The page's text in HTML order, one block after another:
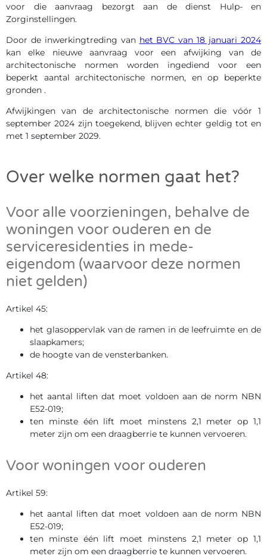
voor die aanvraag bezorgt aan de dienst Hulp- en
Zorginstellingen.
Door de inwerkingtreding van het BVC van 18 januari 2024
kan elke nieuwe aanvraag voor een afwijking van de
architectonische normen worden ingediend voor een
beperkt aantal architectonische normen, en op beperkte
gronden .
Afwijkingen van de architectonische normen die vóór 1
september 2024 zijn toegekend, blijven echter geldig tot en
met 1 september 2029.
Over welke normen gaat het?
Voor alle voorzieningen, behalve de
woningen voor ouderen en de
serviceresidenties in mede-
eigendom (waarvoor deze normen
niet gelden)
Artikel 45:
het glasoppervlak van de ramen in de leefruimte en de
slaapkamers;
de hoogte van de vensterbanken.
Artikel 48:
het aantal liften dat moet voldoen aan de norm NBN
E52-019;
ten minste één lift moet minstens 2,1 meter op 1,1
meter zijn om een draagberrie te kunnen vervoeren.
Voor woningen voor ouderen
Artikel 59:
het aantal liften dat moet voldoen aan de norm NBN
E52-019;
ten minste één lift moet minstens 2,1 meter op 1,1
meter zijn om een draagberrie te kunnen vervoeren.